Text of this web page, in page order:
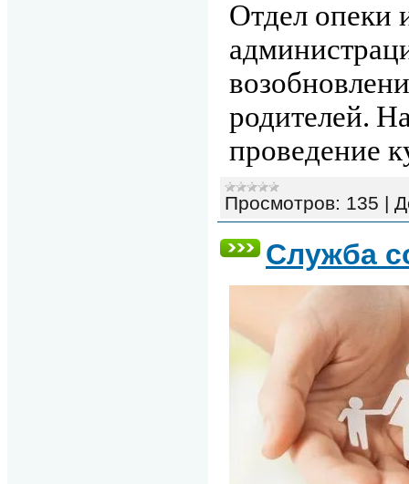
Отдел опеки
родителей.
проведение
Просмотров: 135 |
Служба